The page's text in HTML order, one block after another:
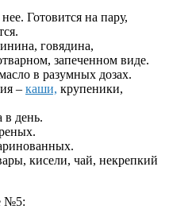
Готовится на пару,
говядина,
запеченном виде.
в разумных дозах.
– каши, крупеники,
в день.
кисели, чай, некрепкий
№5: